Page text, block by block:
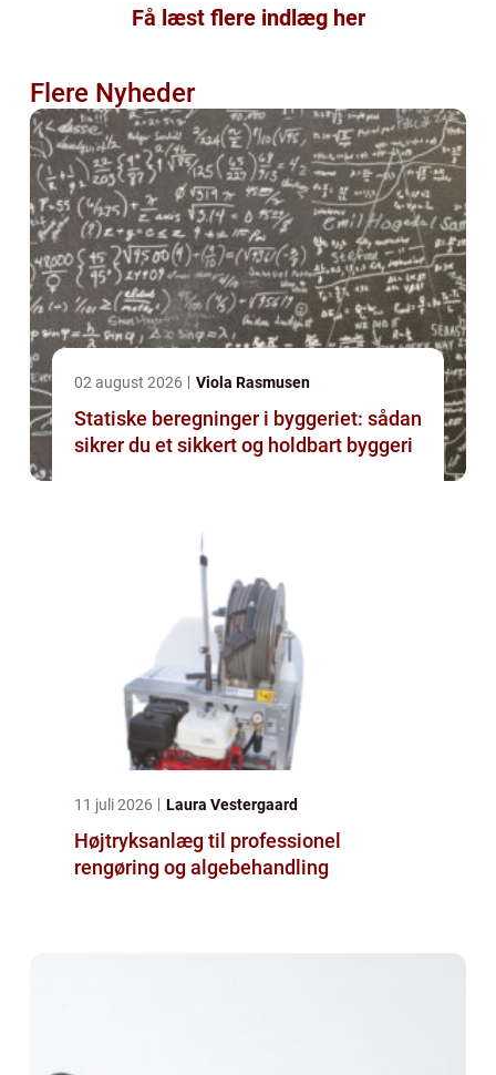
Få læst flere indlæg her
Flere Nyheder
02 august 2026 Viola Rasmusen
Statiske beregninger i byggeriet: sådan
sikrer du et sikkert og holdbart byggeri
11 juli 2026 Laura Vestergaard
Højtryksanlæg til professionel
rengøring og algebehandling